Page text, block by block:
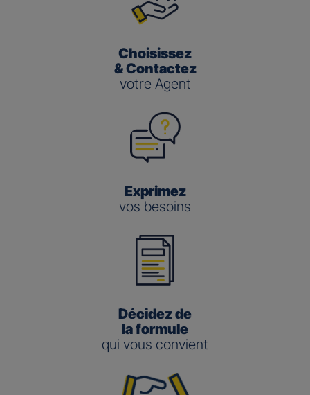
Choisissez
& Contactez
votre Agent
Exprimez
vos besoins
Décidez de
la formule
qui vous convient